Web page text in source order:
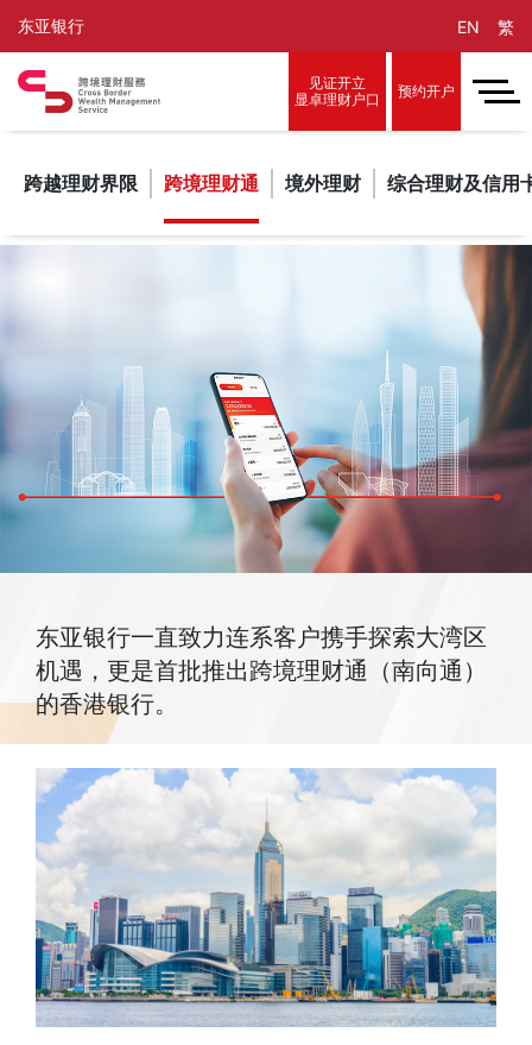
东亚银行 EN 繁
见证开立
显卓理财户口
预约开户
跨越理财界限 跨境理财通 境外理财 综合理财及信用
东亚银行一直致力连系客户携手探索大湾区
机遇，更是首批推出跨境理财通（南向通）
的香港银行。